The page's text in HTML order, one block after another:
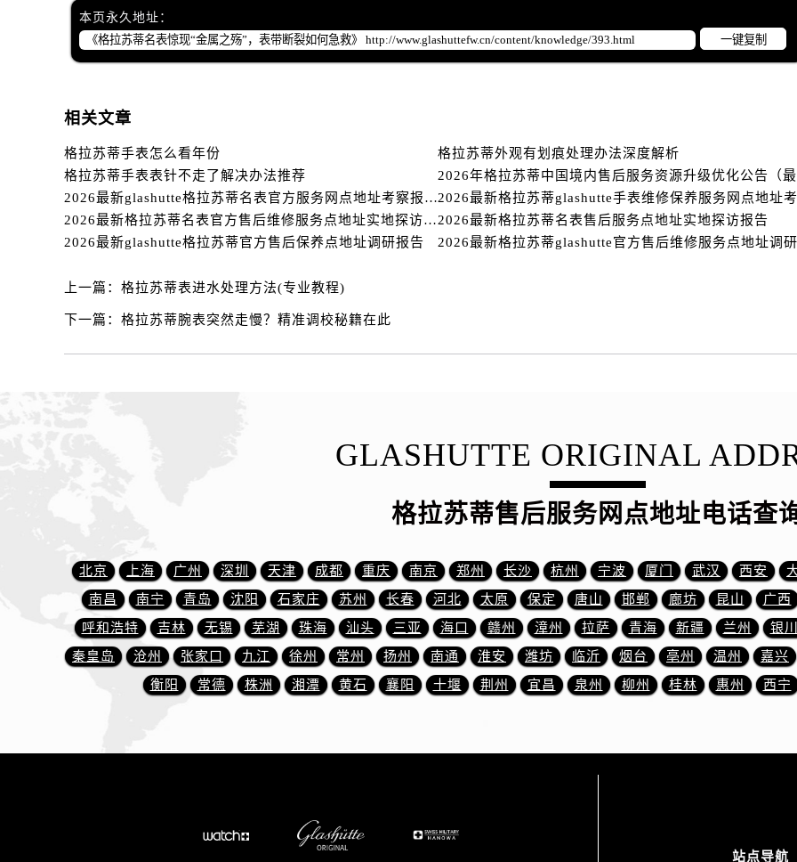
本页永久地址：
一键复制
相关文章
格拉苏蒂手表怎么看年份
格拉苏蒂外观有划痕处理办法深度解析
格拉苏蒂手表表针不走了解决办法推荐
2026最新glashutte格拉苏蒂名表官方服务网点地址考察报告
2026最新格拉苏蒂名表官方售后维修服务点地址实地探访报告2026最新格拉苏蒂名表售后服务点地址实地探访报告
2026最新glashutte格拉苏蒂官方售后保养点地址调研报告
上一篇： 格拉苏蒂表进水处理方法(专业教程)
下一篇： 格拉苏蒂腕表突然走慢？精准调校秘籍在此
GLASHUTTE ORIGINAL
格拉苏蒂售后服务网点地址电话查
北京 上海 广州 深圳 天津 成都 重庆 南京 郑州 长沙 杭州 宁波 厦门 武汉 西安
南昌
南宁 青岛 沈阳 石家庄 苏州 长春 河北 太原 保定 唐山 邯郸 廊坊 昆山 广西
呼和浩特
吉林 无锡 芜湖 珠海 汕头 三亚 海口 赣州 漳州 拉萨 青海 新疆 兰州 银川
秦皇岛
沧州 张家口 九江 徐州 常州 扬州 南通 淮安 潍坊 临沂 烟台 亳州 温州 嘉兴
衡阳
常德 株洲 湘潭 黄石 襄阳 十堰 荆州 宜昌 泉州 柳州 桂林 惠州 西宁
站点导航